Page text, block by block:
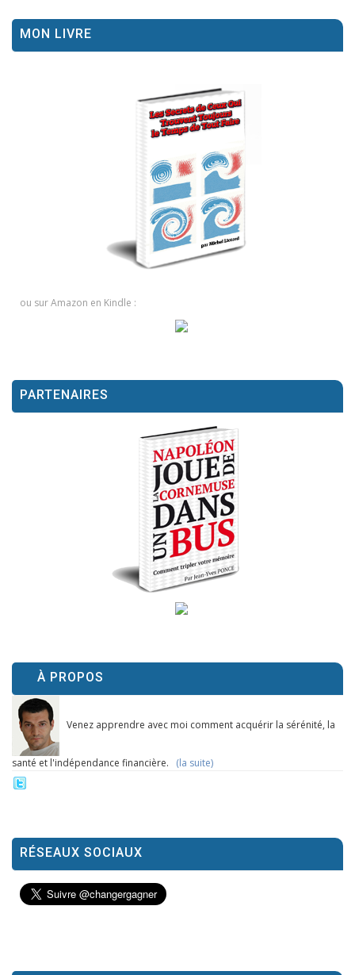
MON LIVRE
ou sur Amazon en Kindle :
PARTENAIRES
À PROPOS
Venez apprendre avec moi comment acquérir la sérénité, la
santé et l'indépendance financière. (la suite)
RÉSEAUX SOCIAUX